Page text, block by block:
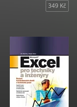
349 Kč